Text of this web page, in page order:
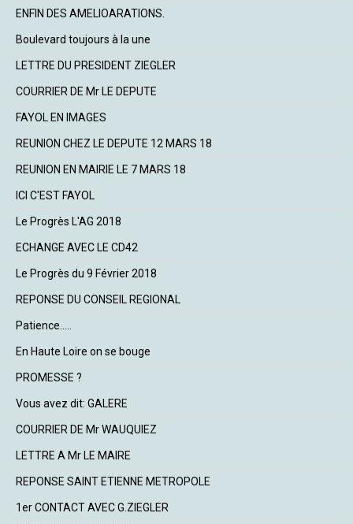
ENFIN DES AMELIOARATIONS.
Boulevard toujours à la une
LETTRE DU PRESIDENT ZIEGLER
COURRIER DE Mr LE DEPUTE
FAYOL EN IMAGES
REUNION CHEZ LE DEPUTE 12 MARS 18
REUNION EN MAIRIE LE 7 MARS 18
ICI C'EST FAYOL
Le Progrès L'AG 2018
ECHANGE AVEC LE CD42
Le Progrès du 9 Février 2018
REPONSE DU CONSEIL REGIONAL
Patience.....
En Haute Loire on se bouge
PROMESSE ?
Vous avez dit: GALERE
COURRIER DE Mr WAUQUIEZ
LETTRE A Mr LE MAIRE
REPONSE SAINT ETIENNE METROPOLE
1er CONTACT AVEC G.ZIEGLER